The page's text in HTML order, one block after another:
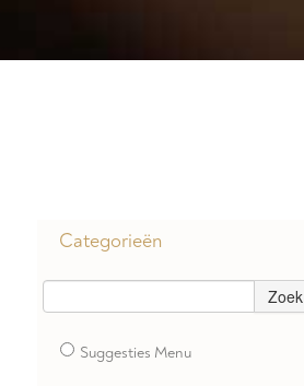
Categorieën
Zoek
Suggesties Menu